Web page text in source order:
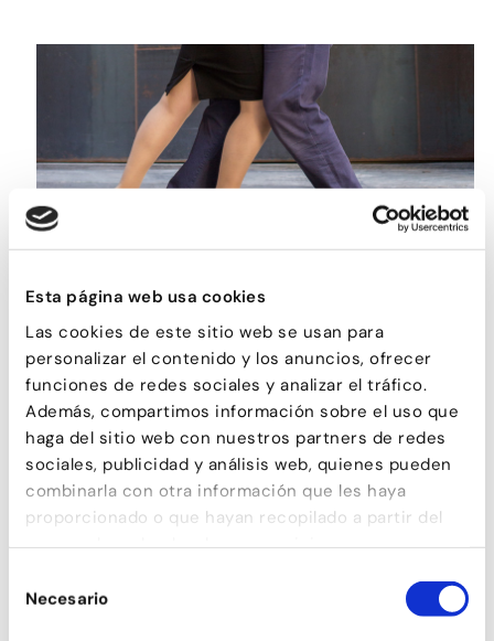
Esta página web usa cookies
Las cookies de este sitio web se usan para
personalizar el contenido y los anuncios, ofrecer
funciones de redes sociales y analizar el tráfico.
Además, compartimos información sobre el uso que
haga del sitio web con nuestros partners de redes
sociales, publicidad y análisis web, quienes pueden
combinarla con otra información que les haya
proporcionado o que hayan recopilado a partir del
uso que haya hecho de sus servicios.
deNecesario
TANGO